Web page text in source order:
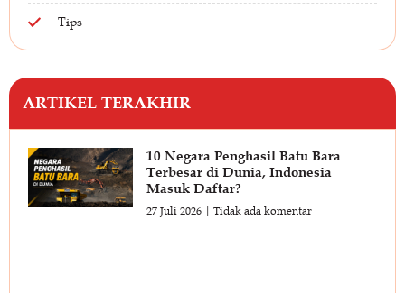
Tips
ARTIKEL TERAKHIR
10 Negara Penghasil Batu Bara
Terbesar di Dunia, Indonesia
Masuk Daftar?
27 Juli 2026 Tidak ada komentar